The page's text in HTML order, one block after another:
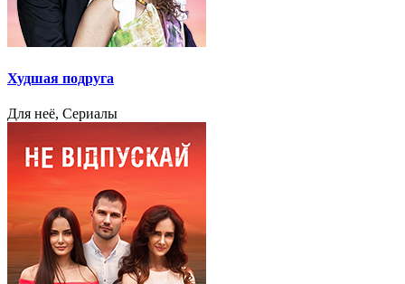
Худшая подруга
Для неё, Сериалы